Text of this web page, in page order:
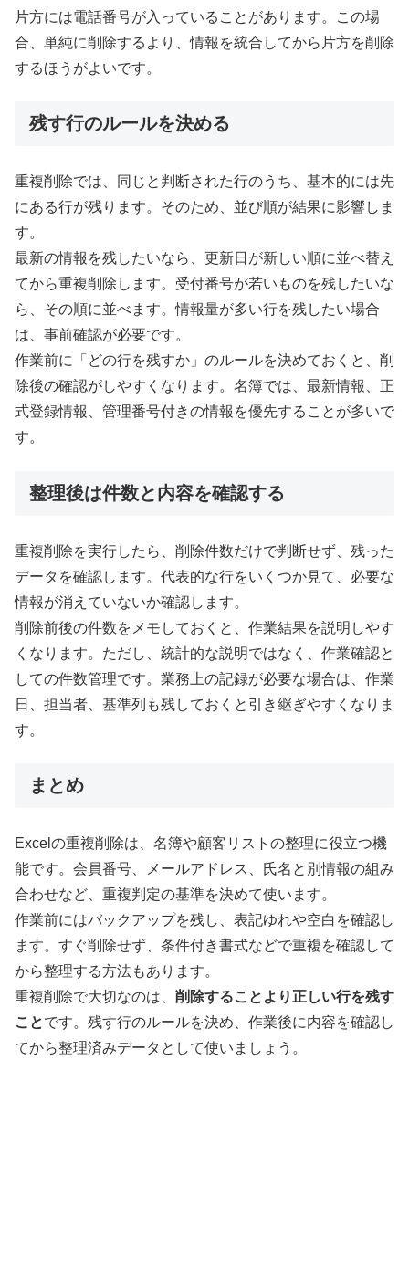
片方には電話番号が入っていることがあります。この場
合、単純に削除するより、情報を統合してから片方を削除
するほうがよいです。
残す行のルールを決める
重複削除では、同じと判断された行のうち、基本的には先
にある行が残ります。そのため、並び順が結果に影響しま
す。
最新の情報を残したいなら、更新日が新しい順に並べ替え
てから重複削除します。受付番号が若いものを残したいな
ら、その順に並べます。情報量が多い行を残したい場合
は、事前確認が必要です。
作業前に「どの行を残すか」のルールを決めておくと、削
除後の確認がしやすくなります。名簿では、最新情報、正
式登録情報、管理番号付きの情報を優先することが多いで
す。
整理後は件数と内容を確認する
重複削除を実行したら、削除件数だけで判断せず、残った
データを確認します。代表的な行をいくつか見て、必要な
情報が消えていないか確認します。
削除前後の件数をメモしておくと、作業結果を説明しやす
くなります。ただし、統計的な説明ではなく、作業確認と
しての件数管理です。業務上の記録が必要な場合は、作業
日、担当者、基準列も残しておくと引き継ぎやすくなりま
す。
まとめ
Excelの重複削除は、名簿や顧客リストの整理に役立つ機
能です。会員番号、メールアドレス、氏名と別情報の組み
合わせなど、重複判定の基準を決めて使います。
作業前にはバックアップを残し、表記ゆれや空白を確認し
ます。すぐ削除せず、条件付き書式などで重複を確認して
から整理する方法もあります。
重複削除で大切なのは、 削除することより正しい行を残す
ことです。残す行のルールを決め、作業後に内容を確認し
てから整理済みデータとして使いましょう。